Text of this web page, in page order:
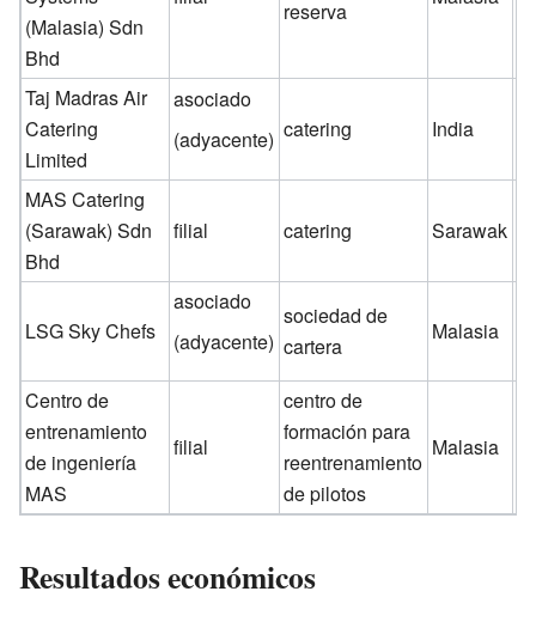
(Malasia) Sdn
Bhd
reserva
Taj Madras Air
Catering
Limited
asociado
(adyacente) catering India
MAS Catering
(Sarawak) Sdn
Bhd
filial catering Sarawak
LSG Sky Chefs
asociado
(adyacente)
sociedad de
cartera
Malasia
Centro de
entrenamiento
de ingeniería
MAS
filial
centro de
formación para
reentrenamiento
de pilotos
Malasia
Resultados económicos